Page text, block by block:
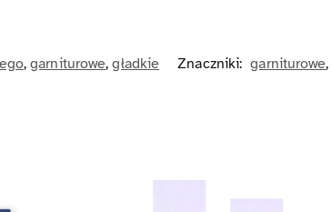
,garniturowe,gładkie Znaczniki: garniturowe,